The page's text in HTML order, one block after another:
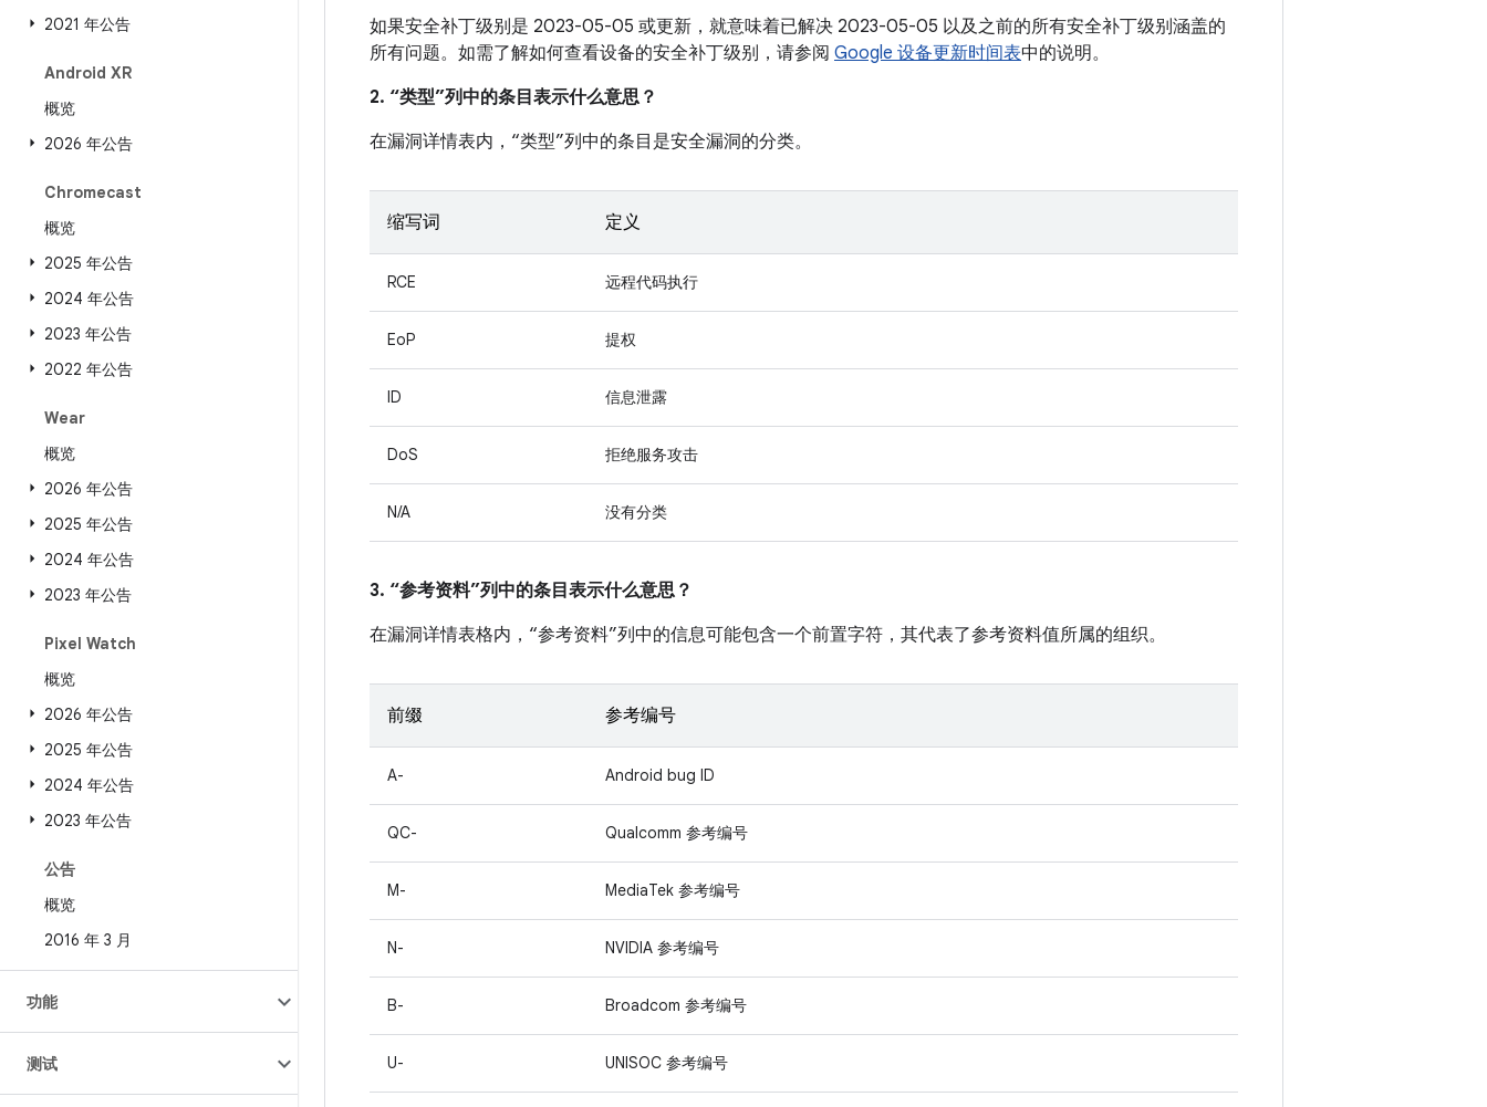
2021 年公告
Android XR
概览
2026 年公告
Chromecast
概览
2025 年公告
2024 年公告
2023 年公告
2022 年公告
Wear
概览
2026 年公告
2025 年公告
2024 年公告
2023 年公告
Pixel Watch
概览
2026 年公告
2025 年公告
2024 年公告
2023 年公告
公告
概览
2016 年 3 月
功能
测试
如果安全补丁级别是 2023-05-05 或更新，就意味着已解决 2023-05-05 以及之前的所有安全补丁级别涵盖的
所有问题。如需了解如何查看设备的安全补丁级别，请参阅 Google 设备更新时间表中的说明。
2. “类型”列中的条目表示什么意思？
在漏洞详情表内，“类型”列中的条目是安全漏洞的分类。
缩写词 定义
RCE 远程代码执行
EoP 提权
ID 信息泄露
DoS 拒绝服务攻击
N/A 没有分类
3. “参考资料”列中的条目表示什么意思？
在漏洞详情表格内，“参考资料”列中的信息可能包含一个前置字符，其代表了参考资料值所属的组织。
前缀 参考编号
A- Android bug ID
QC- Qualcomm 参考编号
M- MediaTek 参考编号
N- NVIDIA 参考编号
B- Broadcom 参考编号
U- UNISOC 参考编号